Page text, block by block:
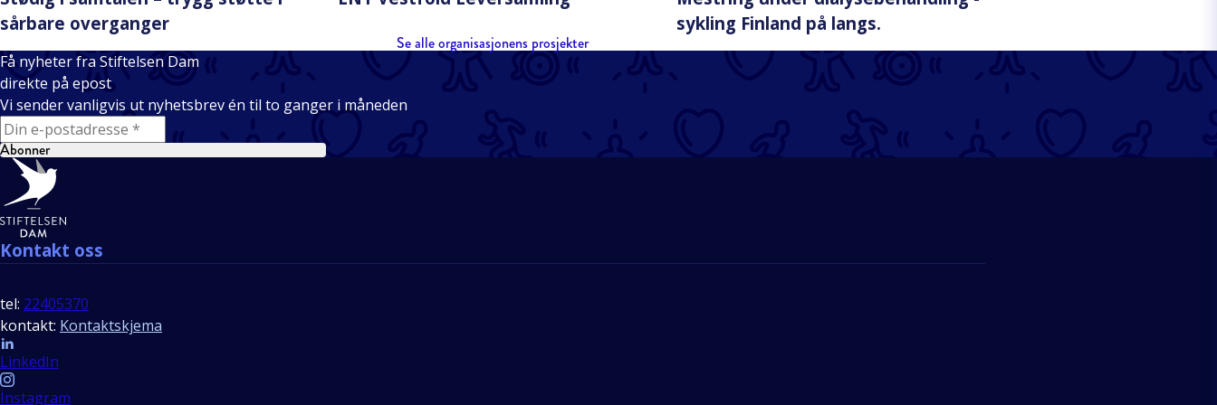
sårbare overganger
sykling Finland på langs.
Se alle organisasjonens prosjekter
Få nyheter fra Stiftelsen Dam
direkte på epost
Vi sender vanligvis ut nyhetsbrev én til to ganger i måneden
E-mail
Abonner
Bunntekst
Kontakt oss
tel: 22405370
kontakt: Kontaktskjema
Follow us
LinkedIn
Instagram